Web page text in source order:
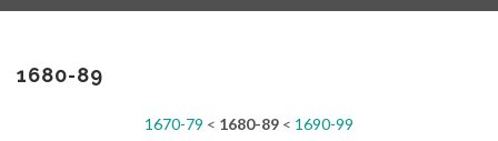
contenu
1680-89
1670-79 < 1680-89 < 1690-99